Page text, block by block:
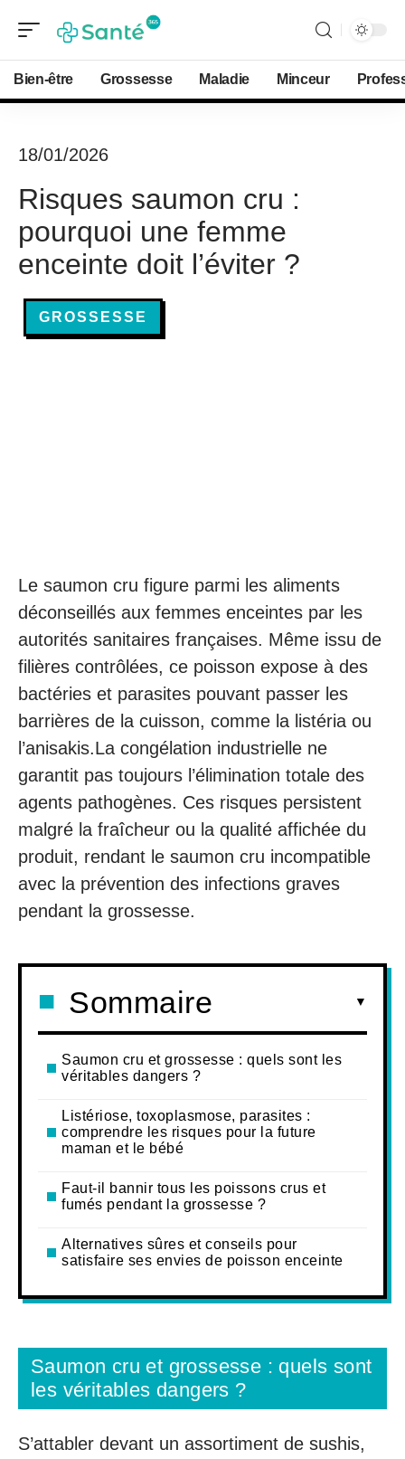
Bien-être Grossesse Maladie Minceur
18/01/2026
Risques saumon cru :
pourquoi une femme
enceinte doit l’éviter ?
GROSSESSE
Le saumon cru figure parmi les aliments
déconseillés aux femmes enceintes par les
autorités sanitaires françaises. Même issu de
filières contrôlées, ce poisson expose à des
bactéries et parasites pouvant passer les
barrières de la cuisson, comme la listéria ou
l’anisakis.La congélation industrielle ne
garantit pas toujours l’élimination totale des
agents pathogènes. Ces risques persistent
malgré la fraîcheur ou la qualité affichée du
produit, rendant le saumon cru incompatible
avec la prévention des infections graves
pendant la grossesse.
Sommaire
Saumon cru et grossesse : quels sont les
véritables dangers ?
Listériose, toxoplasmose, parasites :
comprendre les risques pour la future
maman et le bébé
Faut-il bannir tous les poissons crus et
fumés pendant la grossesse ?
Alternatives sûres et conseils pour
satisfaire ses envies de poisson enceinte
Saumon cru et grossesse : quels sont
les véritables dangers ?
S’attabler devant un assortiment de sushis,